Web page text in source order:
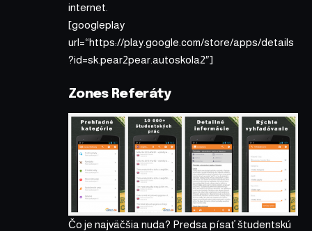
internet.
[googleplay
url=“https://play.google.com/store/apps/details
?id=sk.pear2pear.autoskola2″]
Zones Referáty
Čo je najväčšia nuda? Predsa písať študentskú